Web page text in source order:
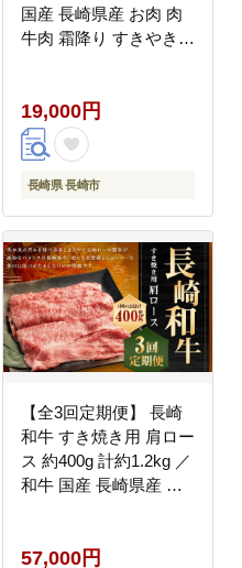
国産 長崎県産 お肉 肉
牛肉 霜降り すきやき
19,000円
長崎県 長崎市
【全3回定期便】 長崎
和牛 すき焼き用 肩ロー
ス 約400g 計約1.2kg ／
和牛 国産 長崎県産 お
の牛長
57,000円